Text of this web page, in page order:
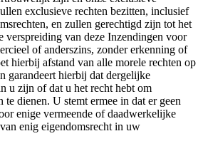
exclusieve rechten bezitten, inclusief
en zullen gerechtigd zijn tot het
verspreiding van deze Inzendingen voor
of anderszins, zonder erkenning of
hierbij afstand van alle morele rechten op
garandeert hierbij dat dergelijke
u zijn of dat u het recht hebt om
dienen. U stemt ermee in dat er geen
enige vermeende of daadwerkelijke
enig eigendomsrecht in uw